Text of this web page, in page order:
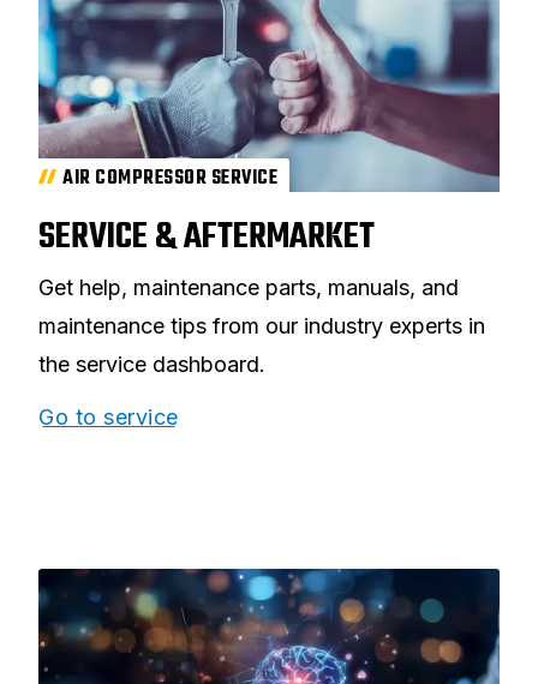
AIR COMPRESSOR SERVICE
SERVICE & AFTERMARKET
Get help, maintenance parts, manuals, and
maintenance tips from our industry experts in
the service dashboard.
Go to service